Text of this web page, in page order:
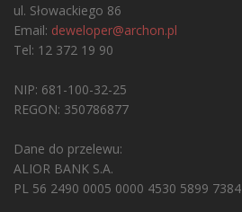
ul. Słowackiego 86
Email: deweloper@archon.pl
Tel: 12 372 19 90
NIP: 681-100-32-25
REGON: 350786877
Dane do przelewu:
ALIOR BANK S.A.
PL 56 2490 0005 0000 4530 5899 7384